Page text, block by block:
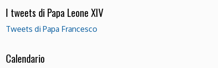
I tweets di Papa Leone XIV
Tweets di Papa Francesco
Calendario